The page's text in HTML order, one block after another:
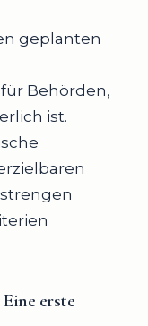
geplanten
für Behörden,
ist.
Eine erste